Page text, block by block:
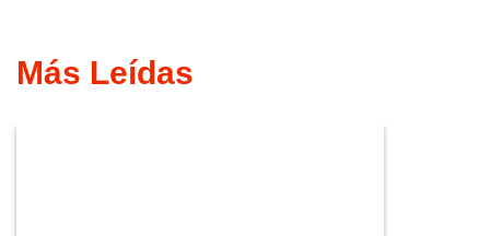
Más Leídas